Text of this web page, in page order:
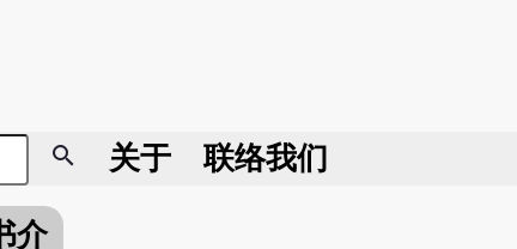
search 关于 联络我们
介